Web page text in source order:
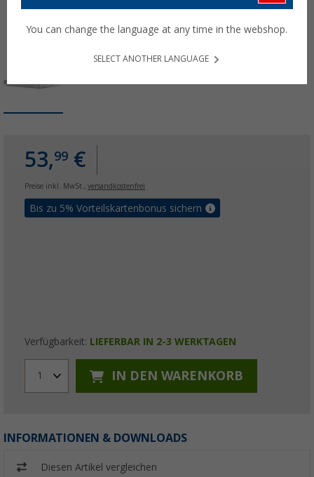
53,99 €
Preise inkl. MwSt., versandkostenfrei
Bis zu 5% Vorteilskartenbonus sichern
Verfügbarkeit: LIEFERBAR IN 2-3 WERKTAGEN
1 IN DEN WARENKORB
INFORMATIONEN & DOWNLOADS
Diesen Artikel vergleichen
You can change the language at any time in the webshop.
SELECT ANOTHER LANGUAGE